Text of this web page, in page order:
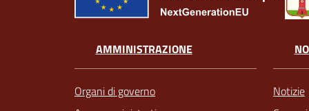
AMMINISTRAZIONE
Organi di governo
Notizie